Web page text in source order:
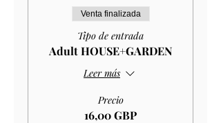
Venta finalizada
Tipo de entrada
Adult HOUSE+GARDEN
Leer más
Precio
16,00 GBP